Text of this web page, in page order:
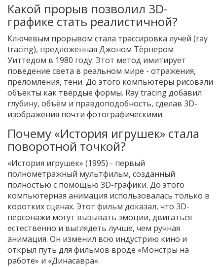
Какой прорыв позволил 3D-
графике стать реалистичной?
Ключевым прорывом стала трассировка лучей (ray
tracing), предложенная Джоном Тёрнером
Уиттедом в 1980 году. Этот метод имитирует
поведение света в реальном мире - отражения,
преломления, тени. До этого компьютеры рисовали
объекты как твёрдые формы. Ray tracing добавил
глубину, объём и правдоподобность, сделав 3D-
изображения почти фотографическими.
Почему «История игрушек» стала
поворотной точкой?
«История игрушек» (1995) - первый
полнометражный мультфильм, созданный
полностью с помощью 3D-графики. До этого
компьютерная анимация использовалась только в
коротких сценах. Этот фильм доказал, что 3D-
персонажи могут вызывать эмоции, двигаться
естественно и выглядеть лучше, чем ручная
анимация. Он изменил всю индустрию кино и
открыл путь для фильмов вроде «Монстры на
работе» и «Динасавра».